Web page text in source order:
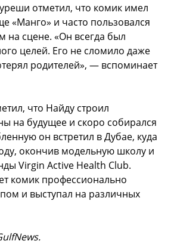
отметил, что комик имел
«Манго» и часто пользовался
на сцене. «Он всегда был
целей. Его не сломило даже
родителей», — вспоминает
что Найду строил
на будущее и скоро собирался
он встретил в Дубае, куда
окончив модельную школу и
Virgin Active Health Club.
комик профессионально
и выступал на различных